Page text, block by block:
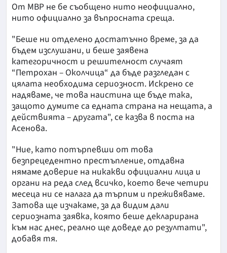
От МВР не бе съобщено нито неофициално,
нито официално за въпросната среща.
"Беше ни отделено достатъчно време, за да
бъдем изслушани, и беше заявена
категоричност и решителност случаят
“Петрохан – Околчица“ да бъде разгледан с
цялата необходима сериозност. Искрено се
надяваме, че това наистина ще бъде така,
защото думите са едната страна на нещата, а
действията – другата", се казва в поста на
Асенова.
"Ние, като потърпевши от това
безпрецедентно престъпление, отдавна
нямаме доверие на никакви официални лица и
органи на реда след всичко, което вече четири
месеца ни се налага да търпим и преживяваме.
Затова ще изчакаме, за да видим дали
сериозната заявка, която беше декларирана
към нас днес, реално ще доведе до резултати",
добавя тя.